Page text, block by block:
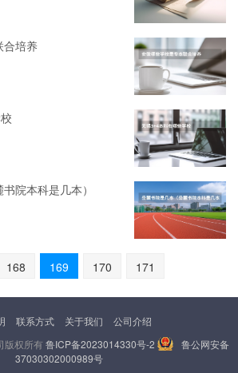
合培养
院本科是几本）
168 169 170 171
联系方式 关于我们
公司介绍
版权所有鲁ICP备2023014330号-2
鲁公网安备
37030302000989号